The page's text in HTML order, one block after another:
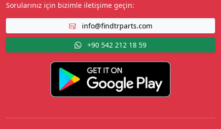
Sorularınız için bizimle iletişime geçin:
info@findtrparts.com
+90 542 212 18 59